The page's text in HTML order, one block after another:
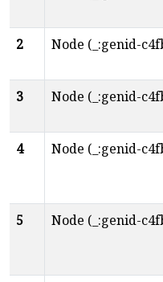
2
Node (_:genid-
3
Node (_:genid-
4
Node (_:genid-
5 Node (_:genid-